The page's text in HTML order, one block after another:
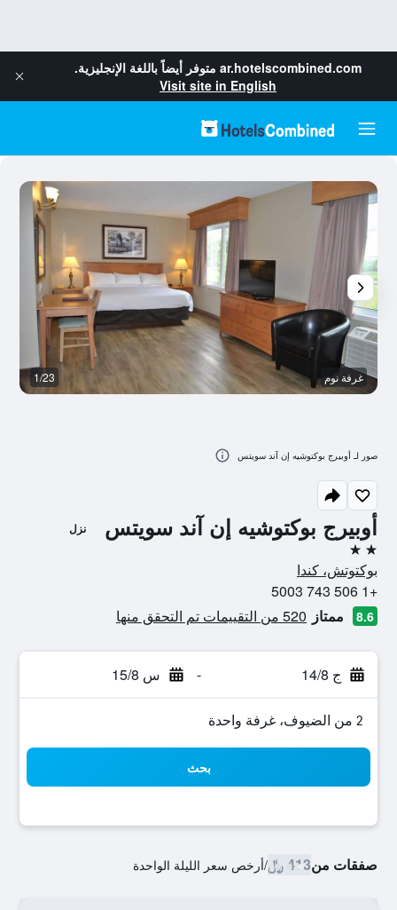
ar.hotelscombined.com متوفر أيضاً باللغة الإنجليزية.
Visit site in English
أوبيرج بوكتوشيه إن آند سويتس نزل
2 نجمتين
بوكتوتش، كندا
+1 506 743 5003
8.6 ممتاز 520 من التقييمات تم التحقق منها
ج 14/8 - س 15/8
2 من الضيوف، غرفة واحدة
بحث
صفقات من413 ﷼ /أرخص سعر الليلة الواحدة
غرفة نوم 1/23
صور لـ أوبيرج بوكتوشيه إن آند سويتس